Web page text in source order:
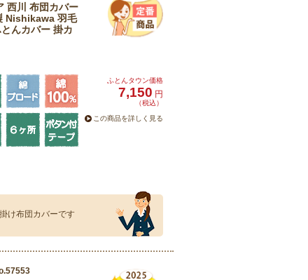
西川 布団カバー
Nishikawa 羽毛
んカバー 掛カ
ふとんタウン価格
7,150 円
（税込）
この商品を詳しく見る
け布団カバーです